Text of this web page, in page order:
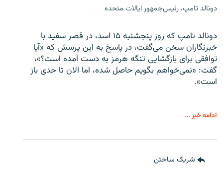
دونالد تامپ، رئیس‌جمهور ایالات متحده
دونالد تامپ که روز پنجشنبه ۱۵ اسد، در قصر سفید با
خبرنگاران سخن می‌گفت، در پاسخ به این پرسش که «آیا
توافقی برای بازگشایی تنگه هرمز به دست آمده است؟»،
گفت: «نمی‌خواهم بگویم حاصل شده، اما الان تا حدی باز
است».
ادامه خبر ...
شریک ساختن